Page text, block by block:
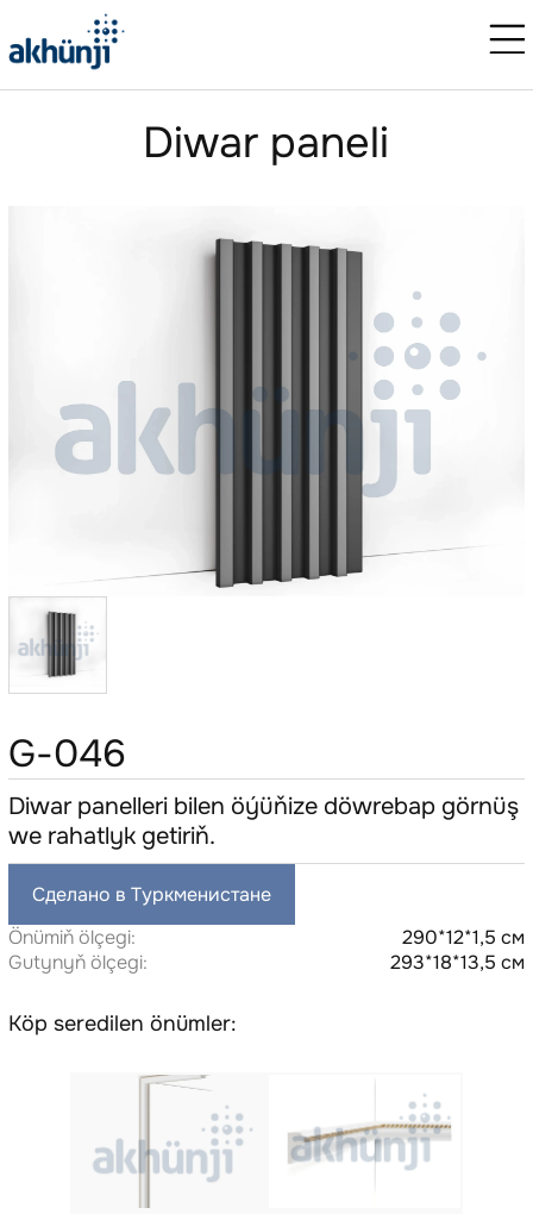
Diwar paneli
G-046
Diwar panelleri bilen öýüňize döwrebap görnüş
we rahatlyk getiriň.
Сделано в Туркменистане
Önümiň ölçegi:
290*12*1,5 см
Gutynyň ölçegi:
293*18*13,5 см
Köp seredilen önümler: